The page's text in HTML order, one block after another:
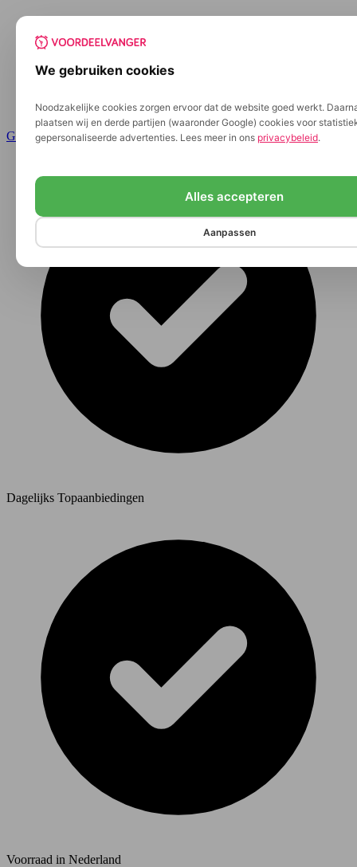
We gebruiken cookies
Noodzakelijke cookies zorgen ervoor dat de website goed werkt.
plaatsen wij en derde partijen (waaronder Google) cookies voor
gepersonaliseerde advertenties. Lees meer in ons privacybeleid.
Alles accepteren
Aanpassen
Ga naar de inhoud
Dagelijks Topaanbiedingen
Voorraad in Nederland